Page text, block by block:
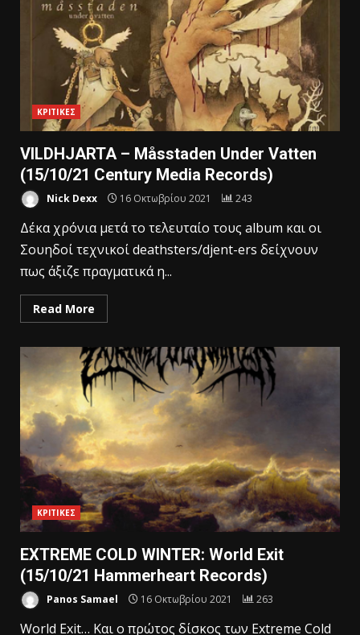
ΚΡΙΤΙΚΕΣ
VILDHJARTA – Måsstaden Under Vatten
(15/10/21 Century Media Records)
Nick Dexx 16 Οκτωβρίου 2021 243
Δέκα χρόνια μετά το τελευταίο τους album και οι
Σουηδοί τεχνικοί deathsters/djent-ers δείχνουν
πως άξιζε πραγματικά η...
Read More
ΚΡΙΤΙΚΕΣ
EXTREME COLD WINTER: World Exit
(15/10/21 Hammerheart Records)
Panos Samael 16 Οκτωβρίου 2021 263
World Exit… Kαι ο πρώτος δίσκος των Extreme Cold